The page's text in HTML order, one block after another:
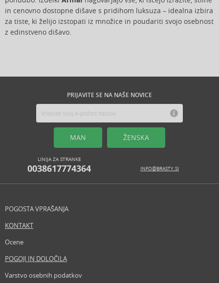
in cenovno dostopne dišave s pridihom luksuza – idealna izbira
za tiste, ki želijo izstopati iz množice in poudariti svojo osebnost
z edinstveno dišavo.
PRIJAVITE SE NA NAŠE NOVICE
MAN ŽENSKA
LINIJA ZA STRANKE
0038617774364 INFO@BRASTY.SI
POGOSTA VPRAŠANJA
KONTAKT
Ocene
POGOJI IN DOLOČILA
Varstvo osebnih podatkov